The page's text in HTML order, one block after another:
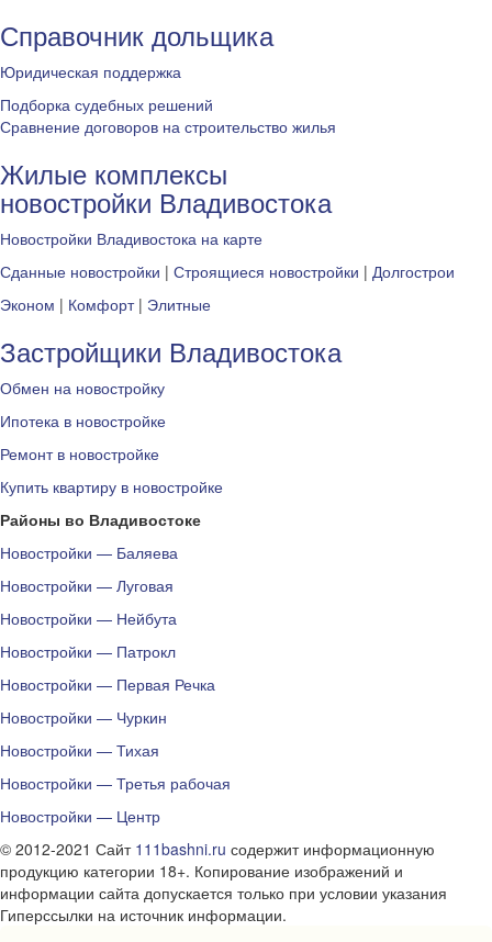
Справочник дольщика
Юридическая поддержка
Подборка судебных решений
Сравнение договоров на строительство жилья
Жилые комплексы
новостройки Владивостока
Новостройки Владивостока на карте
Сданные новостройки | Строящиеся новостройки | Долгострои
Эконом | Комфорт| Элитные
Застройщики Владивостока
Обмен на новостройку
Ипотека в новостройке
Ремонт в новостройке
Купить квартиру в новостройке
Районы во Владивостоке
Новостройки — Баляева
Новостройки — Луговая
Новостройки — Нейбута
Новостройки — Патрокл
Новостройки — Первая Речка
Новостройки — Чуркин
Новостройки — Тихая
Новостройки — Третья рабочая
Новостройки — Центр
© 2012-2021 Сайт 111bashni.ru содержит информационную
продукцию категории 18+. Копирование изображений и
информации сайта допускается только при условии указания
Гиперссылки на источник информации.